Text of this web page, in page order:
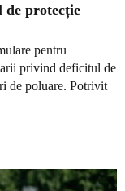
de protecție
pentru
privind deficitul de
de poluare. Potrivit